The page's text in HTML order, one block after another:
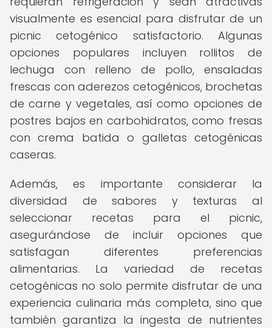
visualmente es esencial para disfrutar de un
picnic cetogénico satisfactorio. Algunas
opciones populares incluyen rollitos de
lechuga con relleno de pollo, ensaladas
frescas con aderezos cetogénicos, brochetas
de carne y vegetales, así como opciones de
postres bajos en carbohidratos, como fresas
con crema batida o galletas cetogénicas
caseras.
Además, es importante considerar la
diversidad de sabores y texturas al
seleccionar recetas para el picnic,
asegurándose de incluir opciones que
satisfagan diferentes preferencias
alimentarias. La variedad de recetas
cetogénicas no solo permite disfrutar de una
experiencia culinaria más completa, sino que
también garantiza la ingesta de nutrientes